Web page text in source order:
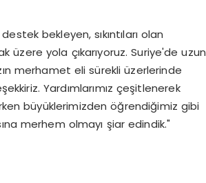
bekleyen, sıkıntıları olan
yola çıkarıyoruz. Suriye'de uzun
merhamet eli sürekli üzerlerinde
Yardımlarımız çeşitlenerek
büyüklerimizden öğrendiğimiz gibi
merhem olmayı şiar edindik."